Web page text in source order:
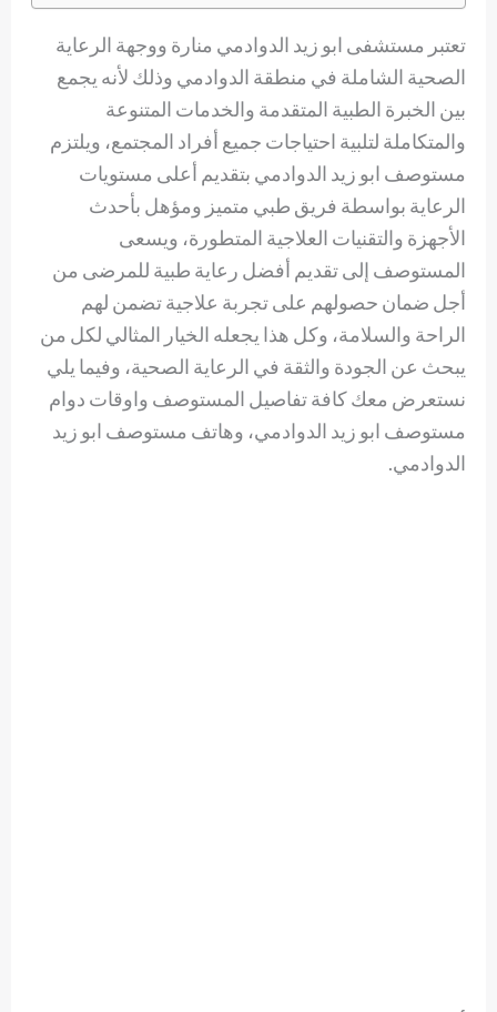
تعتبر مستشفى ابو زيد الدوادمي منارة ووجهة الرعاية
الصحية الشاملة في منطقة الدوادمي وذلك لأنه يجمع
بين الخبرة الطبية المتقدمة والخدمات المتنوعة
والمتكاملة لتلبية احتياجات جميع أفراد المجتمع، ويلتزم
مستوصف ابو زيد الدوادمي بتقديم أعلى مستويات
الرعاية بواسطة فريق طبي متميز ومؤهل بأحدث
الأجهزة والتقنيات العلاجية المتطورة، ويسعى
المستوصف إلى تقديم أفضل رعاية طبية للمرضى من
أجل ضمان حصولهم على تجربة علاجية تضمن لهم
الراحة والسلامة، وكل هذا يجعله الخيار المثالي لكل من
يبحث عن الجودة والثقة في الرعاية الصحية، وفيما يلي
نستعرض معك كافة تفاصيل المستوصف واوقات دوام
مستوصف ابو زيد الدوادمي، وهاتف مستوصف ابو زيد
الدوادمي.